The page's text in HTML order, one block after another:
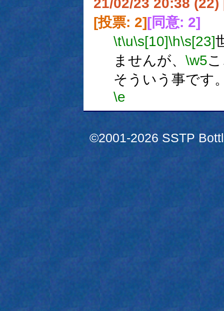
21/02/23 20:38 (22)
[投票: 2] [同意: 2]
\t\u\s[10]\h\s[23]
ませんが、 \w5
そういう事です
\e
©2001-2026 SSTP